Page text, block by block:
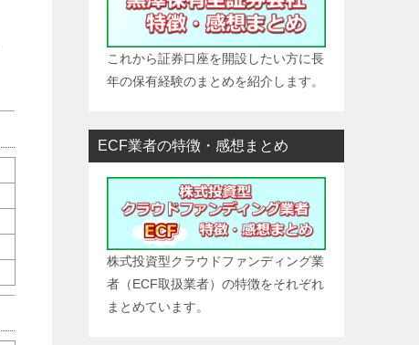
これから証券口座を開設したい方に長
年の保有経験のまとめを紹介します。
ECF業者の特徴・感想まとめ
株式投資型クラウドファンディング業
者（ECF取扱業者）の特徴をそれぞれ
まとめています。